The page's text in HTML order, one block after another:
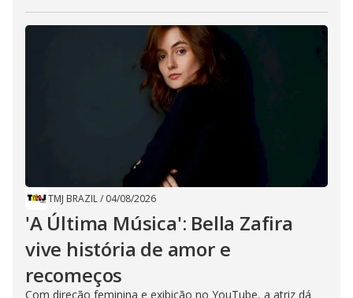
TMJ BRAZIL/ 04/08/2026
'A Última Música': Bella Zafira
vive história de amor e
recomeços
Com direção feminina e exibição no YouTube, a atriz dá